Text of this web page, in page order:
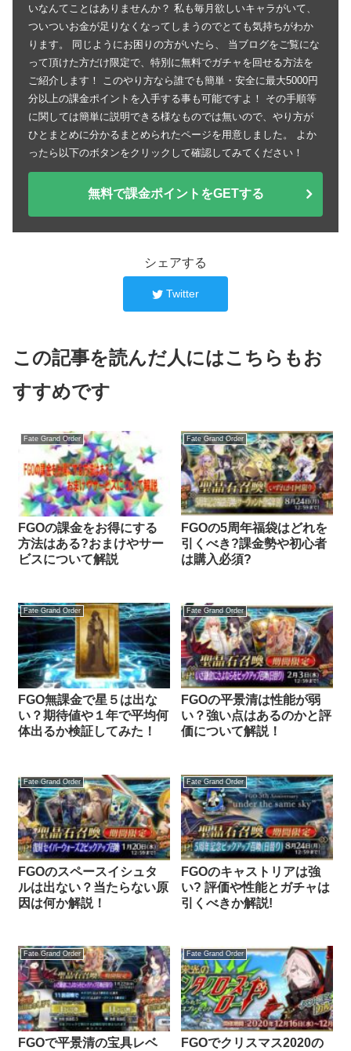
いなんてことはありませんか？ 私も毎月欲しいキャラがいて、
ついついお金が足りなくなってしまうのでとても気持ちがわか
ります。 同じようにお困りの方がいたら、 当ブログをご覧にな
って頂けた方だけ限定で、特別に無料でガチャを回せる方法を
ご紹介します！ このやり方なら誰でも簡単・安全に最大5000円
分以上の課金ポイントを入手する事も可能ですよ！ その手順等
に関しては簡単に説明できる様なものでは無いので、やり方が
ひとまとめに分かるまとめられたページを用意しました。 よか
ったら以下のボタンをクリックして確認してみてください！
無料で課金ポイントをGETする
シェアする
Twitter
この記事を読んだ人にはこちらもお
すすめです
Fate Grand Order
FGOの課金をお得にする
方法はある?おまけやサー
ビスについて解説
Fate Grand Order
FGOの5周年福袋はどれを
引くべき?課金勢や初心者
は購入必須?
Fate Grand Order
FGO無課金で星５は出な
い？期待値や１年で平均何
体出るか検証してみた！
Fate Grand Order
FGOの平景清は性能が弱
い？強い点はあるのかと評
価について解説！
Fate Grand Order
FGOのスペースイシュタ
ルは出ない？当たらない原
因は何か解説！
Fate Grand Order
FGOのキャストリアは強
い? 評価や性能とガチャは
引くべきか解説!
Fate Grand Order
FGOで平景清の宝具レベ
Fate Grand Order
FGOでクリスマス2020の